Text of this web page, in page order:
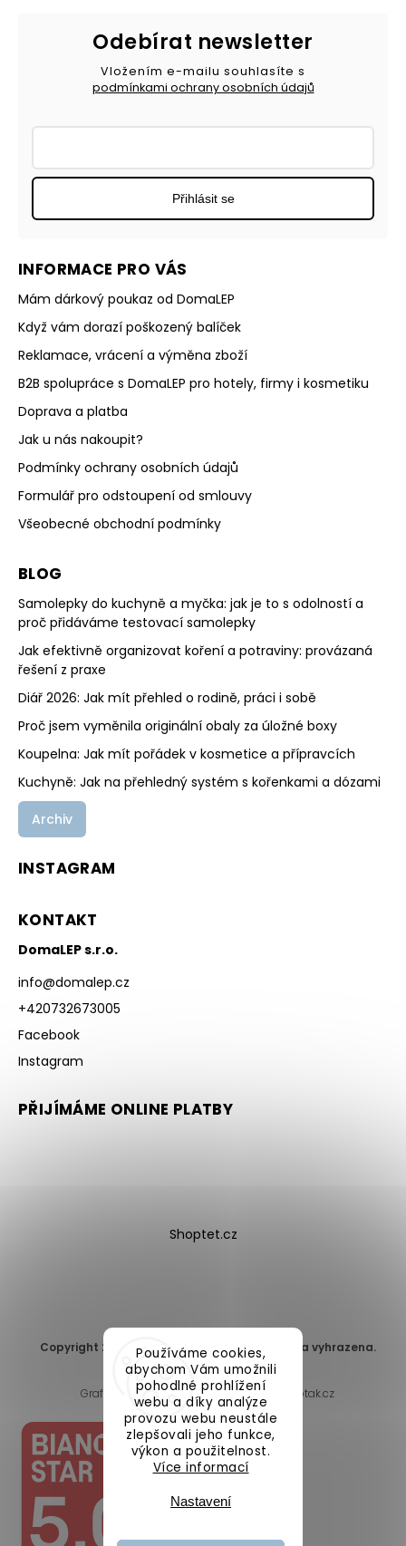
Používáme cookies,
abychom Vám umožnili
pohodlné prohlížení
webu a díky analýze
provozu webu neustále
zlepšovali jeho funkce,
výkon a použitelnost.
Více informací
Nastavení
INFORMACE PRO VÁS
Mám dárkový poukaz od DomaLEP
Když vám dorazí poškozený balíček
Reklamace, vrácení a výměna zboží
B2B spolupráce s DomaLEP pro hotely, firmy i kosmetiku
Doprava a platba
Jak u nás nakoupit?
Podmínky ochrany osobních údajů
Formulář pro odstoupení od smlouvy
Všeobecné obchodní podmínky
BLOG
Samolepky do kuchyně a myčka: jak je to s odolností a
proč přidáváme testovací samolepky
Jak efektivně organizovat koření a potraviny: provázaná
řešení z praxe
Diář 2026: Jak mít přehled o rodině, práci i sobě
Proč jsem vyměnila originální obaly za úložné boxy
Koupelna: Jak mít pořádek v kosmetice a přípravcích
Kuchyně: Jak na přehledný systém s kořenkami a dózami
Archiv
Odebírat newsletter
Vložením e-mailu souhlasíte s
podmínkami ochrany osobních údajů
Přihlásit se
INSTAGRAM
KONTAKT
DomaLEP s.r.o.
info@domalep.cz
+420732673005
Facebook
Instagram
PŘIJÍMÁME ONLINE PLATBY
Shoptet.cz
Copyright 2026 DomaLEP s.r.o. . Všechna práva vyhrazena.
Upravit nastavení cookies
Grafický návrh vytvořil a nakódoval
Shoptak.cz